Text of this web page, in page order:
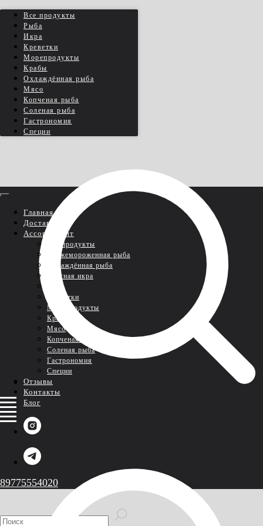
Все продукты
Рыба
Икра
Креветки
Морепродукты
Крабы
Охлаждённая рыба
Мясо
Копченая рыба
Соленая рыба
Гастрономия
Специи
Главная
Доставка
Ассортимент
Все продукты
Свежемороженная рыба
Охлаждённая рыба
Красная икра
Креветки
Морепродукты
Крабы
Мясо
Копченая рыба
Соленая рыба
Гастрономия
Специи
Отзывы
Контакты
Блог
89775554020